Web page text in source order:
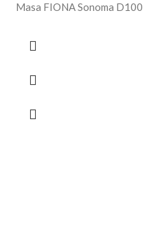
Masa FIONA Sonoma D100